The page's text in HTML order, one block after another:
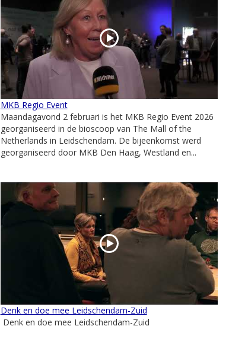
MKB Regio Event
Maandagavond 2 februari is het MKB Regio Event 2026
georganiseerd in de bioscoop van The Mall of the
Netherlands in Leidschendam. De bijeenkomst werd
georganiseerd door MKB Den Haag, Westland en...
Denk en doe mee Leidschendam-Zuid
Denk en doe mee Leidschendam-Zuid